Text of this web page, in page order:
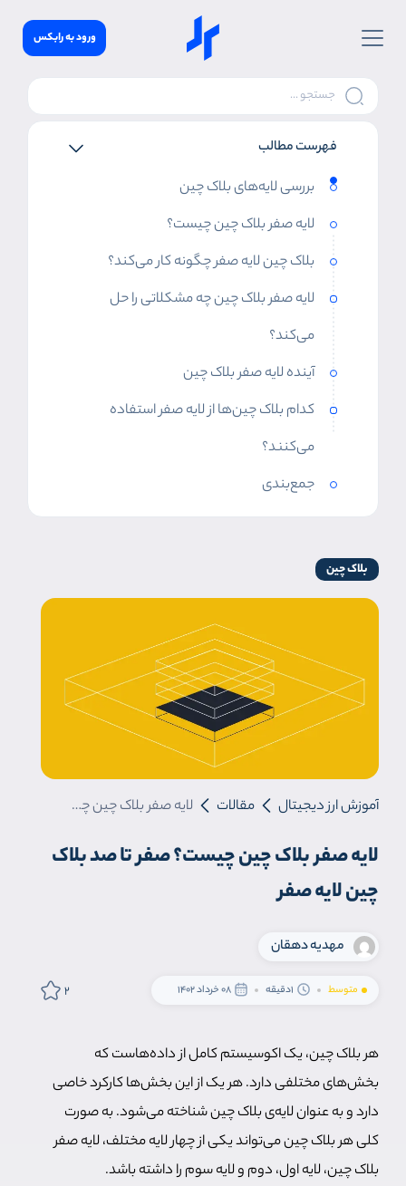
ورود به رابکس
فهرست مطالب
بررسی لایه‌های بلاک چین
لایه صفر بلاک چین چیست؟
بلاک چین لایه صفر چگونه کار می‌کند؟
لایه صفر بلاک چین چه مشکلاتی را حل
می‌کند؟
آینده لایه صفر بلاک چین
کدام بلاک چین‌ها از لایه صفر استفاده
می‌کنند؟
جمع‌بندی
بلاک چین
آموزش ارز دیجیتال مقالات لایه صفر بلاک چین چیست؟ صفر تا صد بلاک چین لایه صفر
لایه صفر بلاک چین چیست؟ صفر تا صد بلاک
چین لایه صفر
مهدیه دهقان
متوسط 1دقیقه 08 خرداد 1402 2
هر بلاک چین، یک اکوسیستم کامل از داده‌هاست که
بخش‌های مختلفی دارد. هر یک از این بخش‌ها کارکرد خاصی
دارد و به عنوان لایه‌ی بلاک چین شناخته می‌شود. به صورت
کلی هر بلاک چین می‌تواند یکی از چهار لایه مختلف، لایه صفر
بلاک چین، لایه اول، دوم و لایه سوم را داشته باشد.